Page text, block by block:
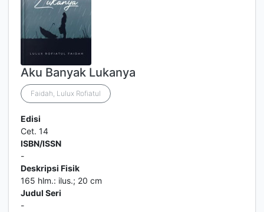
Aku Banyak Lukanya
Faidah, Lulux Rofiatul
Edisi
Cet. 14
ISBN/ISSN
-
Deskripsi Fisik
165 hlm.: ilus.; 20 cm
Judul Seri
-